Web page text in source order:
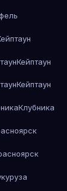
Кейптаун
Кейптаун
Клубника